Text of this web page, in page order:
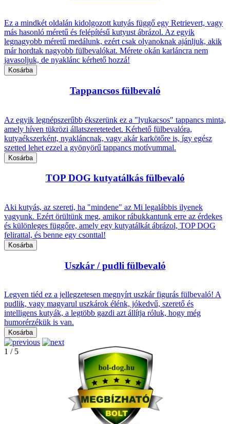
Ez a mindkét oldalán kidolgozott kutyás függő egy Retrievert, vagy
más hasonló méretű és felépítésű kutyust ábrázol. Az egyik
legnagyobb méretű medálunk, ezért csak olyanoknak ajánljuk, akik
már hordtak nagyobb fülbevalókat. Mérete okán karláncra nem
javasoljuk, de nyaklánc kérhető hozzá!
Tappancsos fülbevaló
Az egyik legnépszerűbb ékszerünk ez a "lyukacsos" tappancs minta,
amely híven tükrözi állatszeretetedet. Kérhető fülbevalóra,
kutyaékszerként, nyakláncnak, vagy akár karkötőre is, így egész
szetted lehet ezzel a gyönyörű tappancs motívummal.
TOP DOG kutyatálkás fülbevaló
Aki kutyás, az szereti, ha "mindene" az Mi legalábbis ilyenek
vagyunk. Ezért örültünk meg, amikor rábukkantunk erre az érdekes
és különleges függőre, amely egy kutyatálkát ábrázol, TOP DOG
felirattal, és benne egy csonttal!
Uszkár / pudli fülbevaló
Legyen tiéd ez a jellegzetesen megnyírt uszkár figurás fülbevaló! A
pudlik, vagy magyarul uszkárok élénk, jókedvű, szerető és
intelligens kutyák, a legtöbb gazdi azt állítja róluk, hogy még
humorérzékük is van.
1 / 5